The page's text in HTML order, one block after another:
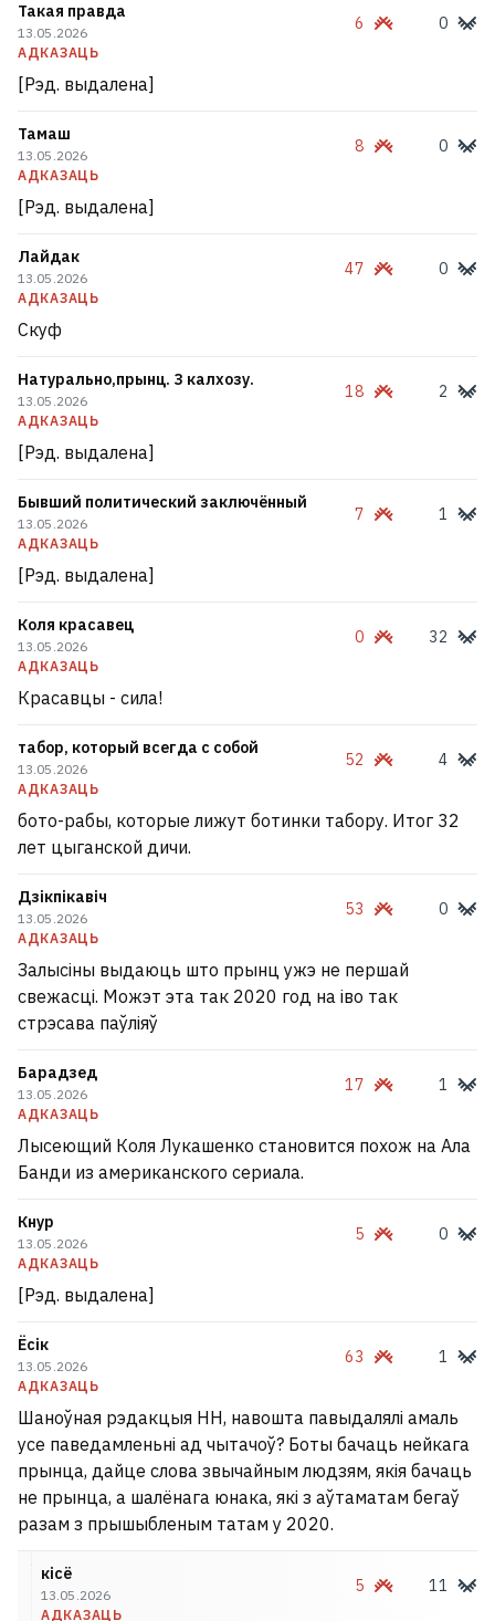
Такая правда
13.05.2026
АДКАЗАЦЬ
6 0
[Рэд. выдалена]
Тамаш
13.05.2026
АДКАЗАЦЬ
8 0
[Рэд. выдалена]
Лайдак
13.05.2026
АДКАЗАЦЬ
47 0
Скуф
Натурально,прынц. З калхозу.
13.05.2026
АДКАЗАЦЬ
18 2
[Рэд. выдалена]
Бывший политический заключённый
13.05.2026
АДКАЗАЦЬ
7 1
[Рэд. выдалена]
Коля красавец
13.05.2026
АДКАЗАЦЬ
0 32
Красавцы - сила!
табор, который всегда с собой
13.05.2026
АДКАЗАЦЬ
52 4
бото-рабы, которые лижут ботинки табору. Итог 32
лет цыганской дичи.
Дзікпікавіч
13.05.2026
АДКАЗАЦЬ
53 0
Залысіны выдаюць што прынц ужэ не першай
свежасці. Можэт эта так 2020 год на іво так
стрэсава паўліяў
Барадзед
13.05.2026
АДКАЗАЦЬ
17 1
Лысеющий Коля Лукашенко становится похож на Ала
Банди из американского сериала.
Кнур
13.05.2026
АДКАЗАЦЬ
5 0
[Рэд. выдалена]
Ёсік
13.05.2026
АДКАЗАЦЬ
63 1
Шаноўная рэдакцыя НН, навошта павыдалялі амаль
усе паведамленьні ад чытачоў? Боты бачаць нейкага
прынца, дайце слова звычайным людзям, якія бачаць
не прынца, а шалёнага юнака, які з аўтаматам бегаў
разам з прышыбленым татам у 2020.
кісё
13.05.2026
АДКАЗАЦЬ
5 11